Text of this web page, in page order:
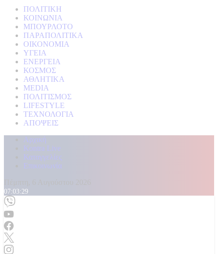
ΠΟΛΙΤΙΚΗ
ΚΟΙΝΩΝΙΑ
ΜΠΟΥΡΛΟΤΟ
ΠΑΡΑΠΟΛΙΤΙΚΑ
ΟΙΚΟΝΟΜΙΑ
ΥΓΕΙΑ
ΕΝΕΡΓΕΙΑ
ΚΟΣΜΟΣ
ΑΘΛΗΤΙΚΑ
MEDIA
ΠΟΛΙΤΙΣΜΟΣ
LIFESTYLE
ΤΕΧΝΟΛΟΓΙΑ
ΑΠΟΨΕΙΣ
Αρχική
Kontra Live
Καταγγελίες
Επικοινωνία
07:03:32